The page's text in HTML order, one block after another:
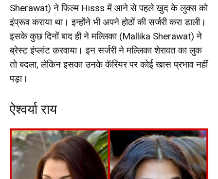
Sherawat) ने फिल्म Hisss में आने से पहले खुद के लुक्स को
इंप्रूव कराया था। इन्होंने भी अपने होठों की सर्जरी करा डाली।
इसके कुछ दिनों बाद ही ने मल्लिका (Mallika Sherawat) ने
ब्रेस्ट इंप्लांट करवाया। इन सर्जरी ने मल्लिका शेरावत का लुक
तो बदला, लेकिन इसका उनके कॅरियर पर कोई खास प्रभाव नहीं
पड़ा।
ऐश्वर्या राय